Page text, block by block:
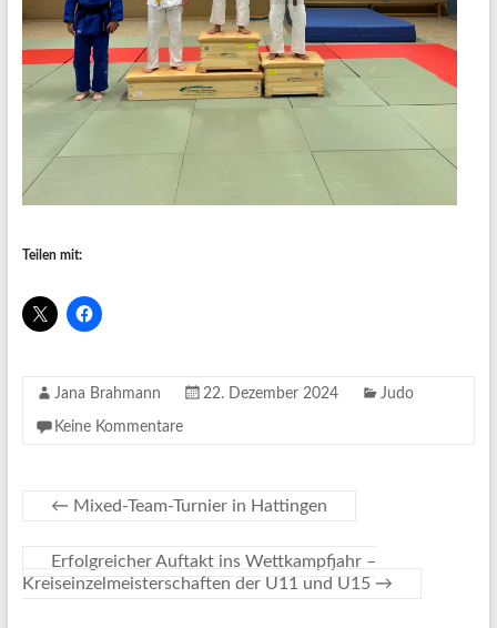
Teilen mit:
Jana Brahmann 22. Dezember 2024 Judo
Keine Kommentare
← Mixed-Team-Turnier in Hattingen
Erfolgreicher Auftakt ins Wettkampfjahr –
Kreiseinzelmeisterschaften der U11 und U15 →